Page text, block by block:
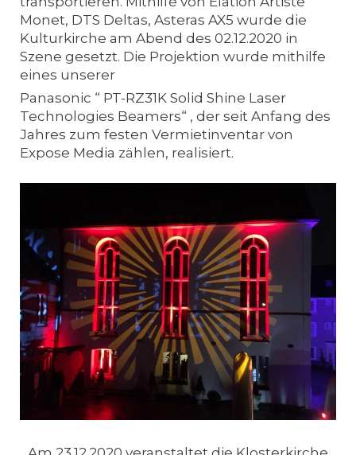
Monet, DTS Deltas, Asteras AX5 wurde die
Kulturkirche am Abend des 02.12.2020 in
Szene gesetzt. Die Projektion wurde mithilfe
eines unserer
Panasonic “ PT-RZ31K Solid Shine Laser
Technologies Beamers“ , der seit Anfang des
Jahres zum festen Vermietinventar von
Expose Media zählen, realisiert.